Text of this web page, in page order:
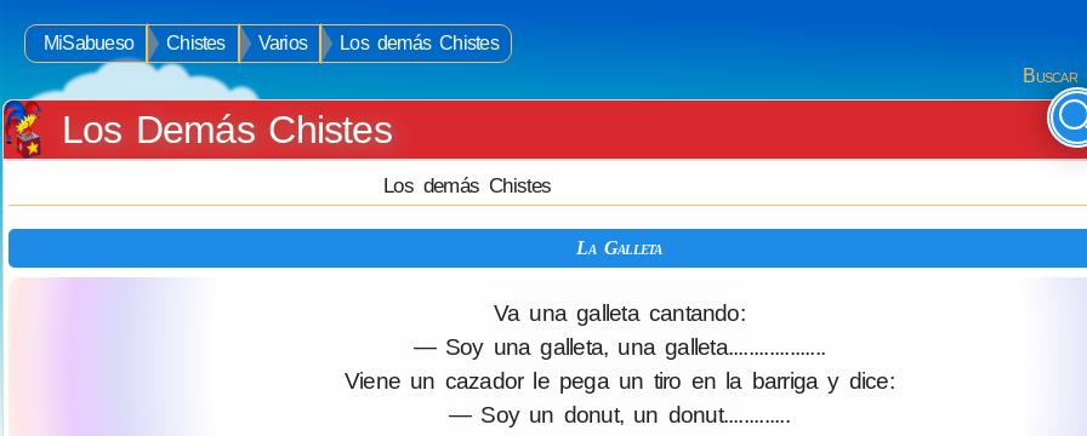
MiSabueso Chistes Varios
Los demás Chistes
Buscar
Los Demás Chistes
Los demás Chistes
La Galleta
Va una galleta cantando:
— Soy una galleta, una galleta...................
Viene un cazador le pega un tiro en la barriga y dice:
— Soy un donut, un donut.............